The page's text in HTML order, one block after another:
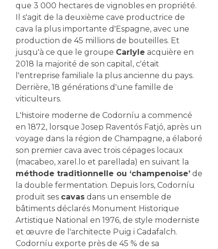
que 3 000 hectares de vignobles en propriété.
Il s'agit de la deuxième cave productrice de
cava la plus importante d'Espagne, avec une
production de 45 millions de bouteilles. Et
jusqu'à ce que le groupe Carlyle acquière en
2018 la majorité de son capital, c'était
l'entreprise familiale la plus ancienne du pays.
Derrière, 18 générations d'une famille de
viticulteurs.
L'histoire moderne de Codorníu a commencé
en 1872, lorsque Josep Raventós Fatjó, après un
voyage dans la région de Champagne, a élaboré
son premier cava avec trois cépages locaux
(macabeo, xarel.lo et parellada) en suivant la
méthode traditionnelle ou ‘champenoise’ de
la double fermentation. Depuis lors, Codorníu
produit ses cavas dans un ensemble de
bâtiments déclarés Monument Historique
Artistique National en 1976, de style moderniste
et œuvre de l'architecte Puig i Cadafalch.
Codorníu exporte près de 45 % de sa